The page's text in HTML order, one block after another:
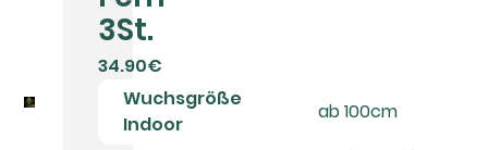
3St.
34.90€
Wuchsgröße
Indoor
ab 100cm